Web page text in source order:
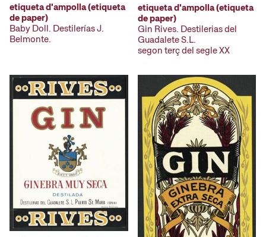
etiqueta d'ampolla (etiqueta
de paper)
Baby Doll. Destilerías J.
Belmonte.
etiqueta d'ampolla (etiqueta
de paper)
Gin Rives. Destilerias del
Guadalete S.L.
segon terç del segle XX